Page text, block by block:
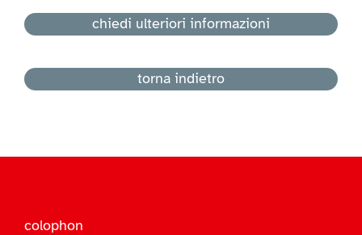
chiedi ulteriori informazioni
torna indietro
colophon